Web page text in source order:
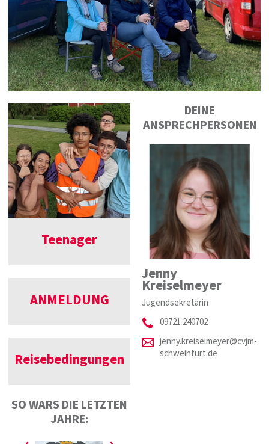
Teenager
ANMELDUNG
Reisebedingungen
SO WARS DIE LETZTEN
JAHRE:
DEINE
ANSPRECHPERSONEN
Jenny
Kreiselmeyer
Jugendsekretärin
09721 240702
jenny.kreiselmeyer@cvjm-
schweinfurt.de